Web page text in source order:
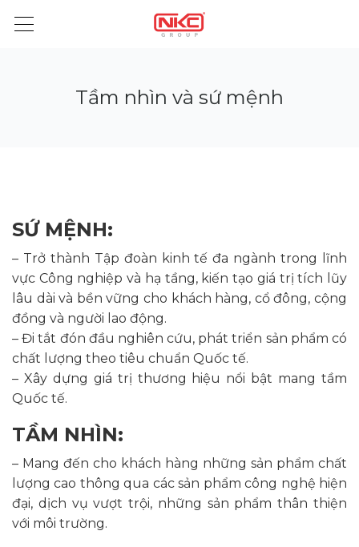
Tầm nhìn và sứ mệnh
SỨ MỆNH:
– Trở thành Tập đoàn kinh tế đa ngành trong lĩnh
vực Công nghiệp và hạ tầng, kiến tạo giá trị tích lũy
lâu dài và bền vững cho khách hàng, cổ đông, cộng
đồng và người lao động.
– Đi tắt đón đầu nghiên cứu, phát triển sản phẩm có
chất lượng theo tiêu chuẩn Quốc tế.
– Xây dựng giá trị thương hiệu nổi bật mang tầm
Quốc tế.
TẦM NHÌN:
– Mang đến cho khách hàng những sản phẩm chất
lượng cao thông qua các sản phẩm công nghệ hiện
đại, dịch vụ vượt trội, những sản phẩm thân thiện
với môi trường.